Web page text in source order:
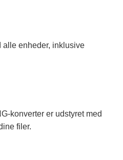
alle enheder, inklusive
konverter er udstyret med
filer.